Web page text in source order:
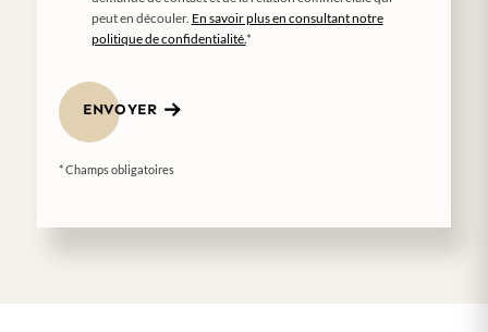
peut en découler. En savoir plus en consultant notre
politique de confidentialité.*
ENVOYER
* Champs obligatoires